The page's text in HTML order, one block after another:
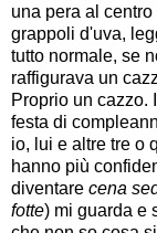
una pera al
grappoli d'uva,
tutto normale, se
raffigurava un
Proprio un cazzo.
festa di
io, lui e altre tre o
hanno più
diventare cena
fotte) mi guarda e